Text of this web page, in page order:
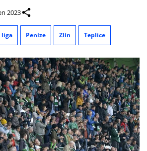
2023
liga Peníze Zlín Teplice